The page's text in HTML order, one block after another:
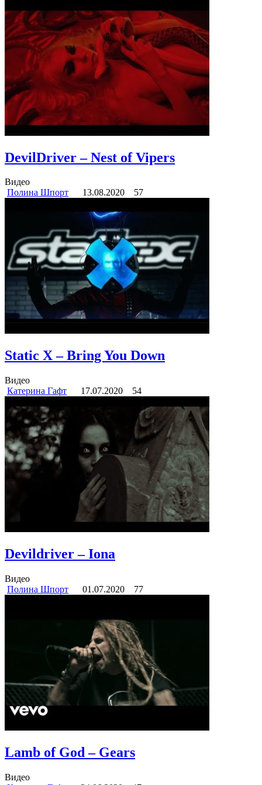
DevilDriver – Nest of Vipers
Видео
Полина Шпорт
13.08.2020 57
Static X – Bring You Down
Видео
Катерина Гафт
17.07.2020 54
Devildriver – Iona
Видео
Полина Шпорт
01.07.2020 77
Lamb of God – Gears
Видео